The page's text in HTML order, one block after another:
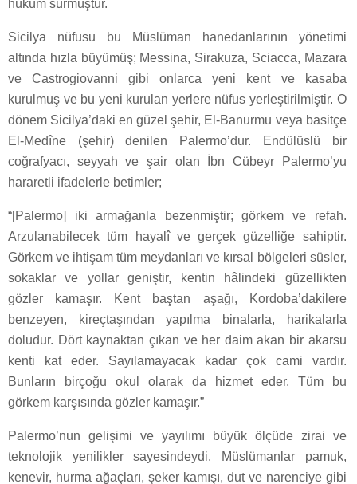
hüküm sürmüştür.
Sicilya nüfusu bu Müslüman hanedanlarının yönetimi
altında hızla büyümüş; Messina, Sirakuza, Sciacca, Mazara
ve Castrogiovanni gibi onlarca yeni kent ve kasaba
kurulmuş ve bu yeni kurulan yerlere nüfus yerleştirilmiştir. O
dönem Sicilya’daki en güzel şehir, El-Banurmu veya basitçe
El-Medîne (şehir) denilen Palermo’dur. Endülüslü bir
coğrafyacı, seyyah ve şair olan İbn Cübeyr Palermo’yu
hararetli ifadelerle betimler;
“[Palermo] iki armağanla bezenmiştir; görkem ve refah.
Arzulanabilecek tüm hayalî ve gerçek güzelliğe sahiptir.
Görkem ve ihtişam tüm meydanları ve kırsal bölgeleri süsler,
sokaklar ve yollar geniştir, kentin hâlindeki güzellikten
gözler kamaşır. Kent baştan aşağı, Kordoba’dakilere
benzeyen, kireçtaşından yapılma binalarla, harikalarla
doludur. Dört kaynaktan çıkan ve her daim akan bir akarsu
kenti kat eder. Sayılamayacak kadar çok cami vardır.
Bunların birçoğu okul olarak da hizmet eder. Tüm bu
görkem karşısında gözler kamaşır.”
Palermo’nun gelişimi ve yayılımı büyük ölçüde zirai ve
teknolojik yenilikler sayesindeydi. Müslümanlar pamuk,
kenevir, hurma ağaçları, şeker kamışı, dut ve narenciye gibi